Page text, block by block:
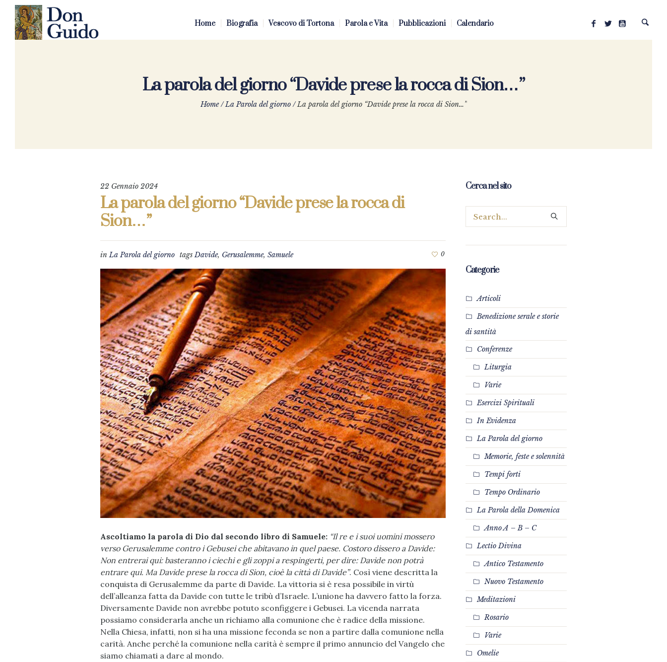
Home Biografia Vescovo di Tortona Parola e Vita Pubblicazioni Calendario
La parola del giorno “Davide prese la rocca di Sion…”
Home /La Parola del giorno /La parola del giorno “Davide prese la rocca di Sion…”
22 Gennaio 2024
La parola del giorno “Davide prese la rocca di
Sion…”
inLa Parola del giorno tagsDavide, Gerusalemme, Samuele 0
Ascoltiamo la parola di Dio dal secondo libro di Samuele: “Il re e i suoi uomini mossero
verso Gerusalemme contro i Gebusei che abitavano in quel paese. Costoro dissero a Davide:
Non entrerai qui: basteranno i ciechi e gli zoppi a respingerti, per dire: Davide non potrà
entrare qui. Ma Davide prese la rocca di Sion, cioè la città di Davide”. Così viene descritta la
conquista di Gerusalemme da parte di Davide. La vittoria si è resa possibile in virtù
dell’alleanza fatta da Davide con tutte le tribù d’Israele. L’unione ha davvero fatto la forza.
Diversamente Davide non avrebbe potuto sconfiggere i Gebusei. La vicenda narrata
possiamo considerarla anche un richiamo alla comunione che è radice della missione.
Nella Chiesa, infatti, non si ha una missione feconda se non a partire dalla comunione nella
carità. Anche perché la comunione nella carità è sempre il primo annuncio del Vangelo che
siamo chiamati a dare al mondo.
Cerca nel sito
Categorie
Articoli
Benedizione serale e storie
di santità
Conferenze
Liturgia
Varie
Esercizi Spirituali
In Evidenza
La Parola del giorno
Memorie, feste e solennità
Tempi forti
Tempo Ordinario
La Parola della Domenica
Anno A – B – C
Lectio Divina
Antico Testamento
Nuovo Testamento
Meditazioni
Rosario
Varie
Omelie